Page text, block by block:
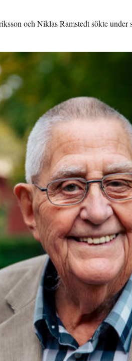
och Niklas Ramstedt sökte